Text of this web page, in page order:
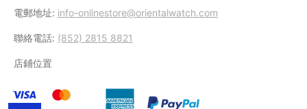
電郵地址: info-onlinestore@orientalwatch.com
聯絡電話: (852) 2815 8821
店鋪位置